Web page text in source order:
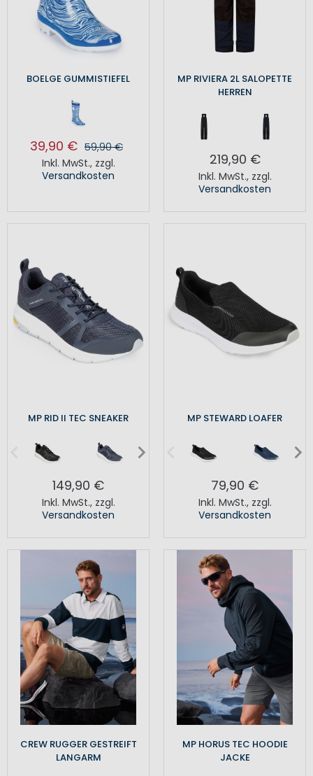
BOELGE GUMMISTIEFEL
39,90 € 59,90 €
Inkl. MwSt., zzgl.
Versandkosten
MP RIVIERA 2L SALOPETTE
HERREN
219,90 €
Inkl. MwSt., zzgl.
Versandkosten
MP RID II TEC SNEAKER
149,90 €
Inkl. MwSt., zzgl.
Versandkosten
MP STEWARD LOAFER
79,90 €
Inkl. MwSt., zzgl.
Versandkosten
CREW RUGGER GESTREIFT
LANGARM
MP HORUS TEC HOODIE
JACKE